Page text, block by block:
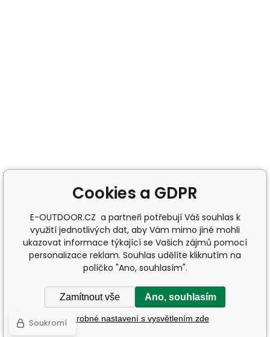
Cookies a GDPR
E-OUTDOOR.CZ a partneři potřebují Váš souhlas k
využití jednotlivých dat, aby Vám mimo jiné mohli
ukazovat informace týkající se Vašich zájmů pomocí
personalizace reklam. Souhlas udělíte kliknutím na
políčko "Ano, souhlasím".
Zamítnout vše Ano, souhlasím
Podrobné nastavení s vysvětlením zde
Soukromí